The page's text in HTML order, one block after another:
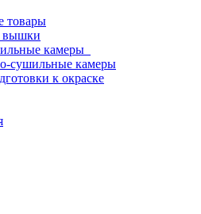
товары
вышки
камеры
сушильные камеры
к окраске